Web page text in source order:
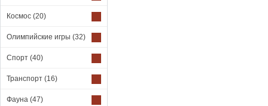
Космос (20)
Олимпийские игры (32)
Спорт (40)
Транспорт (16)
Фауна (47)